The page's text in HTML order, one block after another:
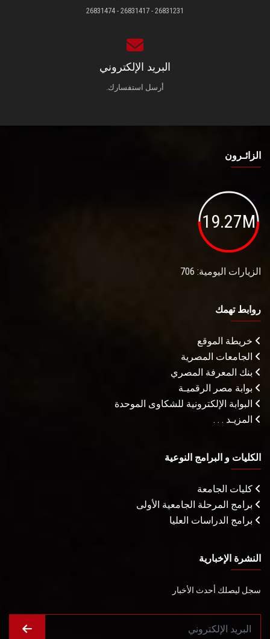
26831231 - 26831417 - 26831474
البريد الإلكتروني
أرسل استفسارك.
الزائـرون
19.27M
الزيارات اليومية: 706
روابط تهمك
خريطة الموقع
الجامعات المصرية
بنك المعرفة المصري
بوابة مصر الرقميـة
البوابة الإلكترونية للشكاوى الموحدة
المزيـد . . .
الكليات و البرامج النوعية
كليات الجامعة
برامج المرحلة الجامعية الأولى
برامج الدراسات العليا
النشرة الإخبارية
سجل ليصلك أحدث الأخبار